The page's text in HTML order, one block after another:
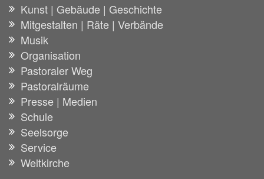
Kunst | Gebäude | Geschichte
Mitgestalten | Räte | Verbände
Musik
Organisation
Pastoraler Weg
Pastoralräume
Presse | Medien
Schule
Seelsorge
Service
Weltkirche